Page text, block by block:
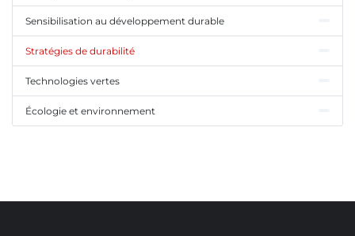
Sensibilisation au développement durable
Stratégies de durabilité
Technologies vertes
Écologie et environnement